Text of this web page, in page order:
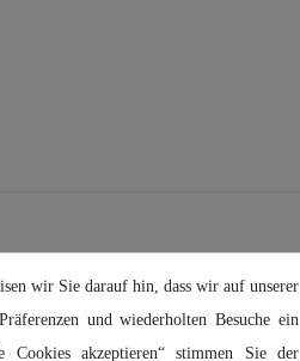
wir Sie darauf hin, dass wir auf unserer
und wiederholten Besuche ein
akzeptieren“ stimmen Sie der